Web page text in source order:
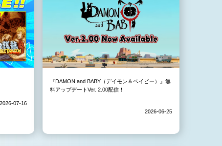
2026-07-16
『DAMON and BABY（デイモン＆ベイビー）』無
料アップデートVer. 2.00配信！
2026-06-25